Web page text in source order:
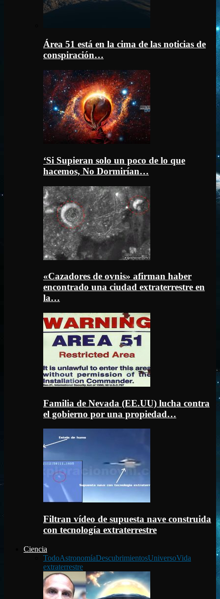
Área 51 está en la cima de las noticias de
conspiración…
‘Si Supieran solo un poco de lo que
hacemos, No Dormirían…
«Cazadores de ovnis» afirman haber
encontrado una ciudad extraterrestre en
la…
Familia de Nevada (EE.UU) lucha contra
el gobierno por una propiedad…
Filtran vídeo de supuesta nave construida
con tecnología extraterrestre
Ciencia
TodoAstronomíaDescubrimientosUniversoVida
extraterrestre